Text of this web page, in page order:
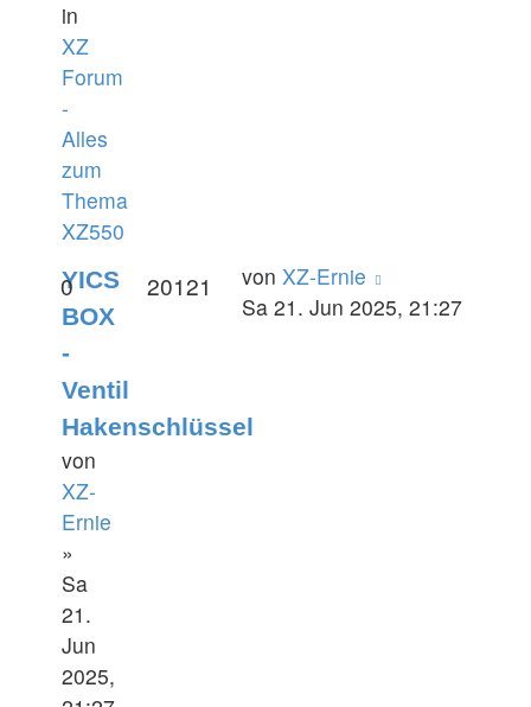
in
XZ
Forum
-
Alles
zum
Thema
XZ550
YICS
BOX
-
Ventil
Hakenschlüssel
von
XZ-
Ernie
»
Sa
21.
Jun
2025,
0 20121 von XZ-Ernie
Sa 21. Jun 2025, 21:27